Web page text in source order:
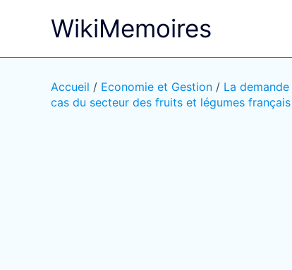
WikiMemoires
Accueil / Economie et Gestion / La
cas du secteur des fruits et légumes français